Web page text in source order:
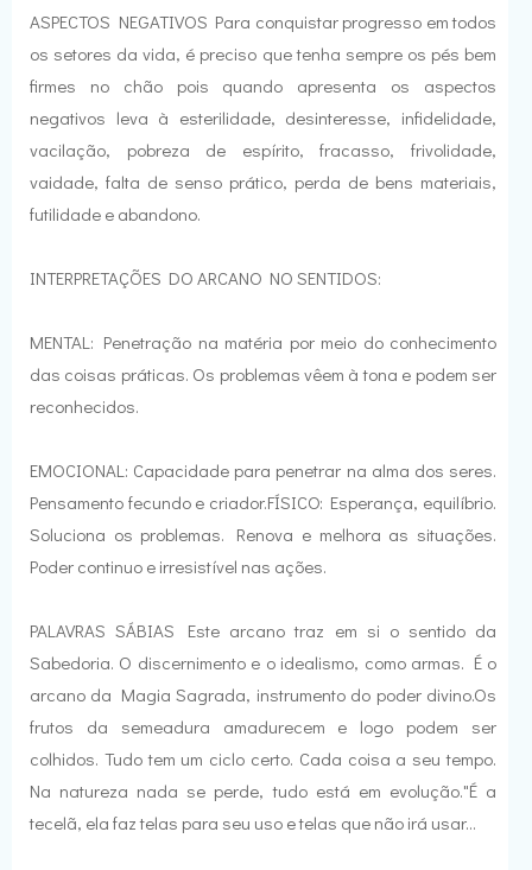
ASPECTOS NEGATIVOS Para conquistar progresso em todos
os setores da vida, é preciso que tenha sempre os pés bem
firmes no chão pois quando apresenta os aspectos
negativos leva à esterilidade, desinteresse, infidelidade,
vacilação, pobreza de espírito, fracasso, frivolidade,
vaidade, falta de senso prático, perda de bens materiais,
futilidade e abandono.
INTERPRETAÇÕES DO ARCANO NO SENTIDOS:
MENTAL: Penetração na matéria por meio do conhecimento
das coisas práticas. Os problemas vêem à tona e podem ser
reconhecidos.
EMOCIONAL: Capacidade para penetrar na alma dos seres.
Pensamento fecundo e criador.FÍSICO: Esperança, equilíbrio.
Soluciona os problemas. Renova e melhora as situações.
Poder continuo e irresistível nas ações.
PALAVRAS SÁBIAS Este arcano traz em si o sentido da
Sabedoria. O discernimento e o idealismo, como armas. É o
arcano da Magia Sagrada, instrumento do poder divino.Os
frutos da semeadura amadurecem e logo podem ser
colhidos. Tudo tem um ciclo certo. Cada coisa a seu tempo.
Na natureza nada se perde, tudo está em evolução."É a
tecelã, ela faz telas para seu uso e telas que não irá usar...